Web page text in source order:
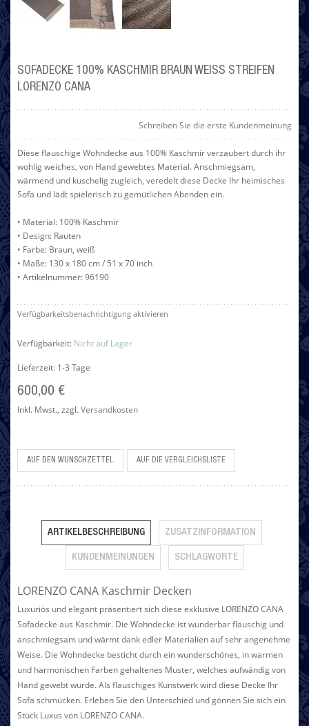
SOFADECKE 100% KASCHMIR BRAUN WEISS STREIFEN L
ORENZO CANA
Schreiben Sie die erste Kundenmeinung
Diese flauschige Wohndecke aus 100% Kaschmir verzaubert durch ihr
wohlig weiches, von Hand gewebtes Material. Anschmiegsam,
wärmend und kuschelig zugleich, veredelt diese Decke Ihr heimisches
Sofa und lädt spielerisch zu gemütlichen Abenden ein.
• Material: 100% Kaschmir
• Design: Rauten
• Farbe: Braun, weiß
• Maße: 130 x 180 cm / 51 x 70 inch
• Artikelnummer: 96190
Verfügbarkeitsbenachrichtigung aktivieren
Verfügbarkeit: Nicht auf Lager
Lieferzeit: 1-3 Tage
600,00 €
Inkl. Mwst., zzgl.Versandkosten
AUF DEN WUNSCHZETTEL AUF DIE VERGLEICHSLISTE
ARTIKELBESCHREIBUNG ZUSATZINFORMATION
KUNDENMEINUNGEN SCHLAGWORTE
LORENZO CANA Kaschmir Decken
Luxuriös und elegant präsentiert sich diese exklusive LORENZO CANA
Sofadecke aus Kaschmir. Die Wohndecke ist wunderbar flauschig und
anschmiegsam und wärmt dank edler Materialien auf sehr angenehme
Weise. Die Wohndecke besticht durch ein wunderschönes, in warmen
und harmonischen Farben gehaltenes Muster, welches aufwändig von
Hand gewebt wurde. Als flauschiges Kunstwerk wird diese Decke Ihr
Sofa schmücken. Erleben Sie den Unterschied und gönnen Sie sich ein
Stück Luxus von LORENZO CANA.